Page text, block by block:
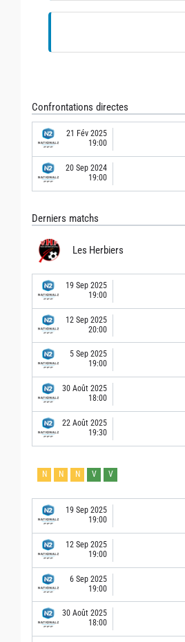
Confrontations directes
21 Fév 2025
19:00
20 Sep 2024
19:00
Derniers matchs
Les Herbiers
19 Sep 2025
19:00
12 Sep 2025
20:00
5 Sep 2025
19:00
30 Août 2025
18:00
22 Août 2025
19:30
N N N V V
19 Sep 2025
19:00
12 Sep 2025
19:00
6 Sep 2025
19:00
30 Août 2025
18:00